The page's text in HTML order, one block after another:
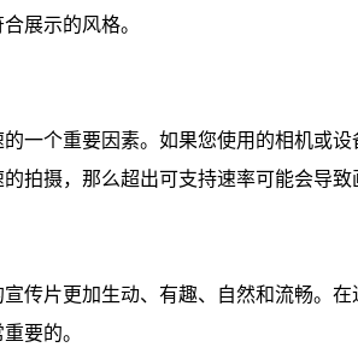
展示的风格。
一个重要因素。如果您使用的相机或
拍摄，那么超出可支持速率可能会导致
传片更加生动、有趣、自然和流畅。
要的。